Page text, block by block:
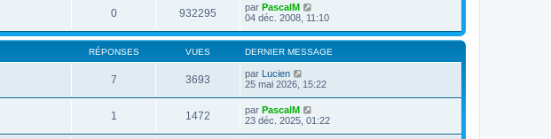
0 932295 par PascalM
04 déc. 2008, 11:10
RÉPONSES VUES DERNIER MESSAGE
7 3693 par Lucien
25 mai 2026, 15:22
1 1472 par PascalM
23 déc. 2025, 01:22